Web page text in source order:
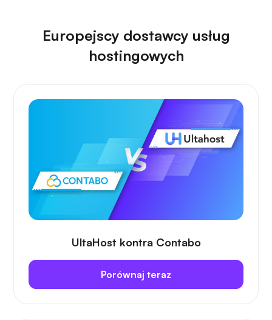
Europejscy dostawcy usług
hostingowych
UltaHost kontra Contabo
Porównaj teraz